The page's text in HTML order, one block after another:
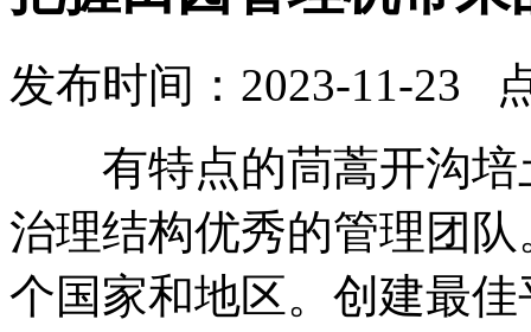
发布时间：2023-11-23
有特点的茼蒿开沟培
治理结构优秀的管理团
个国家和地区。创建最